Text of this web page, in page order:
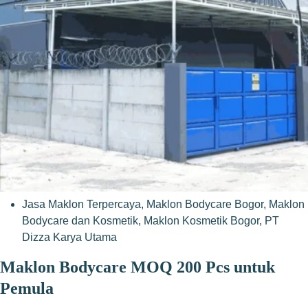
Jasa Maklon Terpercaya, Maklon Bodycare Bogor, Maklon
Bodycare dan Kosmetik, Maklon Kosmetik Bogor, PT
Dizza Karya Utama
Maklon Bodycare MOQ 200 Pcs untuk
Pemula